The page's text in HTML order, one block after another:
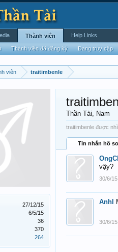
viên traitimbenle
27/12/15
6/5/15
36
370
264
Thần Tài, Nam
traitimbenle được
Tin nhắn hồ
vậy?
30/6/15
Anhl
30/6/15
Thành viên
Thành viên đã đăng ký Đang truy cập
Help Links